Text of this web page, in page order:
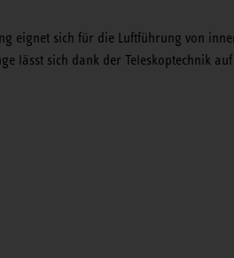
eignet sich für die Luftführung von
lässt sich dank der Teleskoptechnik